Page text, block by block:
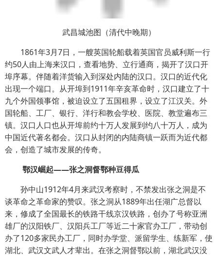
武昌城池图（清代中晚期）
1861年3月7日，一艘英国轮船载着英国官员威利斯一行
约50人由上海来汉口，查看地势、立行通商，揭开了汉口开
埠序幕。伴随着洋货输入到深处内陆的汉口。汉口的近代化
出现一个端口。从开埠到1911年辛亥革命时，汉口建立了十
九个外国领事馆，被迫设立了五国租界，设立了江汉关。外
国轮船、工厂、银行、洋行和教会学校、医院、教堂遍布三
镇。汉口人口也从开埠前约十万人发展到约八十万人，成为
中国近代著名都会。汉口从封闭的内陆商镇一跃而为近代都
会，创造了城市发展的传奇。
鄂汉崛起——张之洞督鄂种豆得瓜
孙中山1912年4月来武汉考察时，不禁发出张之洞是不
谈革命之革命家的赞叹。张之洞从1889年出任湖广总督以
来，修成了全国最长的铁路干线京汉铁路，创办了号称亚洲
雄厂的汉阳铁厂、汉阳兵工厂等近二十家官办工厂，带动创
办了120多家民办工厂，同时办学堂、派留学生、练新军，使
湖北、武汉文武人才辈出。在张之洞督鄂以前，湖北武汉没